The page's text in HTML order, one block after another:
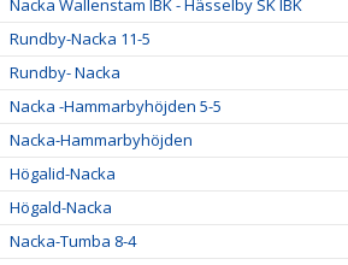
Rundby-Nacka 11-5
Rundby- Nacka
Nacka -Hammarbyhöjden 5-5
Nacka-Hammarbyhöjden
Högalid-Nacka
Högald-Nacka
Nacka-Tumba 8-4